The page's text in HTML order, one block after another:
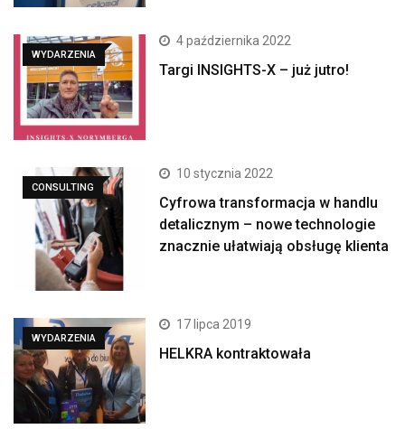
WYDARZENIA
4 października 2022
Targi INSIGHTS-X – już jutro!
CONSULTING
10 stycznia 2022
Cyfrowa transformacja w handlu
detalicznym – nowe technologie
znacznie ułatwiają obsługę klienta
WYDARZENIA
17 lipca 2019
HELKRA kontraktowała